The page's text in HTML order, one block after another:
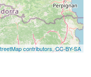
contributors,CC-BY-SA